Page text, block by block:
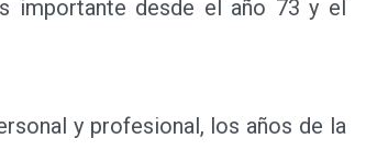
importante desde el año 73 y el
y profesional, los años de la